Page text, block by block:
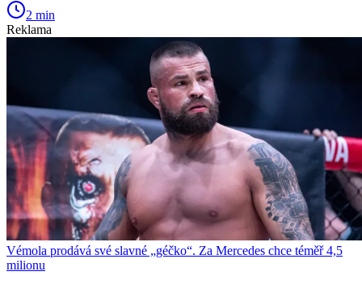
2 min
Reklama
Vémola prodává své slavné „géčko“. Za Mercedes chce téměř 4,5
milionu